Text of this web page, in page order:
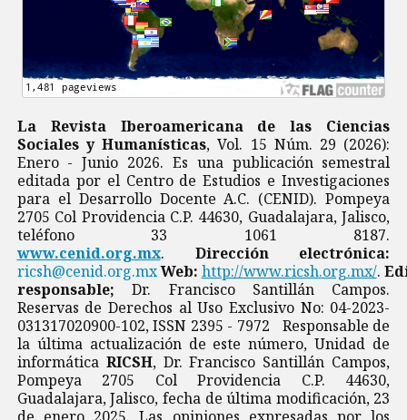
La Revista Iberoamericana de las Ciencias
Sociales y Humanísticas, Vol. 15 Núm. 29 (2026):
Enero - Junio 2026. Es una publicación semestral
editada por el Centro de Estudios e Investigaciones
para el Desarrollo Docente A.C. (CENID). Pompeya
2705 Col Providencia C.P. 44630, Guadalajara, Jalisco,
teléfono 33 1061 8187.
www.cenid.org.mx. Dirección electrónica:
ricsh@cenid.org.mxWeb: http://www.ricsh.org.mx/.
responsable; Dr. Francisco Santillán Campos.
Reservas de Derechos al Uso Exclusivo No: 04-2023-
031317020900-102, ISSN 2395 - 7972 Responsable de
la última actualización de este número, Unidad de
informática RICSH, Dr. Francisco Santillán Campos,
Pompeya 2705 Col Providencia C.P. 44630,
Guadalajara, Jalisco, fecha de última modificación, 23